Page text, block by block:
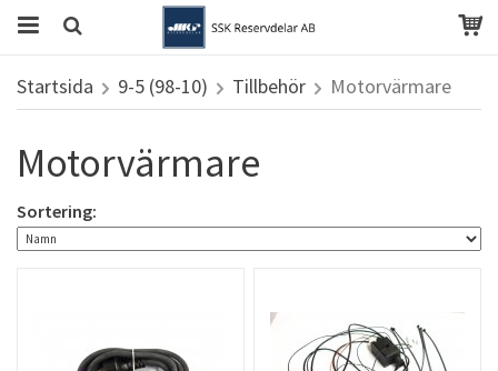
Startsida 9-5 (98-10) Tillbehör Motorvärmare
Motorvärmare
Sortering: